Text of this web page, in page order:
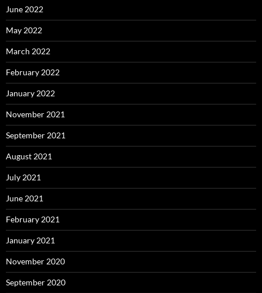
June 2022
May 2022
March 2022
February 2022
January 2022
November 2021
September 2021
August 2021
July 2021
June 2021
February 2021
January 2021
November 2020
September 2020